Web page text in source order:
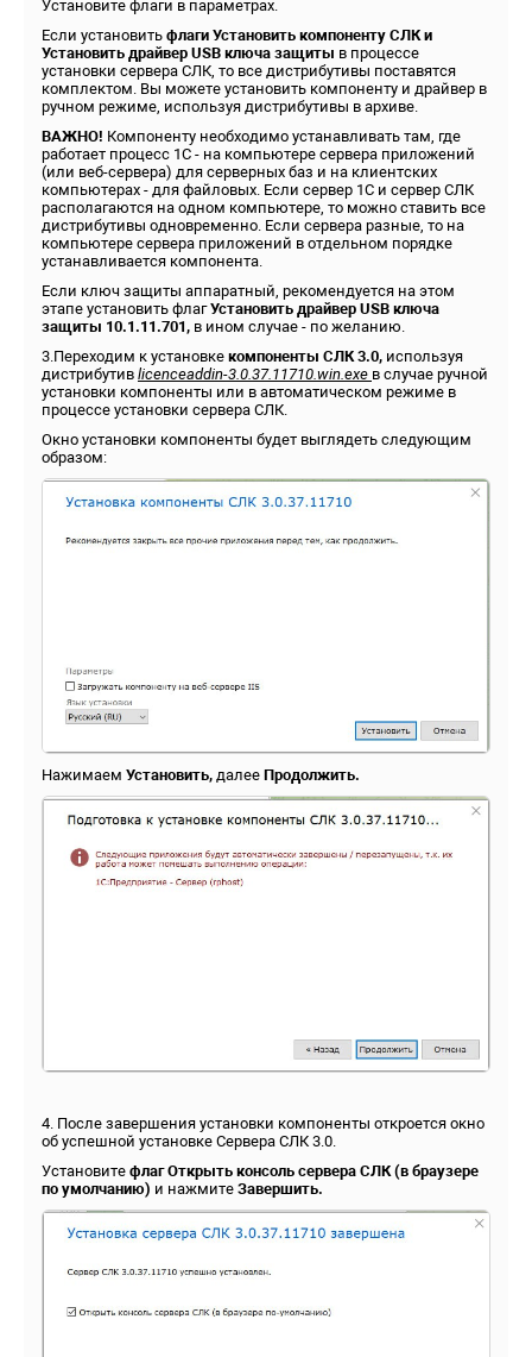
Установите флаги в параметрах.
Если установить флаги Установить компоненту СЛК и
Установить драйвер USB ключа защиты в процессе
установки сервера СЛК, то все дистрибутивы поставятся
комплектом. Вы можете установить компоненту и драйвер в
ручном режиме, используя дистрибутивы в архиве.
ВАЖНО! Компоненту необходимо устанавливать там, где
работает процесс 1С - на компьютере сервера приложений
(или веб-сервера) для серверных баз и на клиентских
компьютерах - для файловых. Если сервер 1С и сервер СЛК
располагаются на одном компьютере, то можно ставить все
дистрибутивы одновременно. Если сервера разные, то на
компьютере сервера приложений в отдельном порядке
устанавливается компонента.
Если ключ защиты аппаратный, рекомендуется на этом
этапе установить флагУстановить драйвер USB ключа
защиты 10.1.11.701, в ином случае - по желанию.
3.Переходим к установке компоненты СЛК 3.0, используя
дистрибутив licenceaddin-3.0.37.11710.win.exe в случае ручной
установки компоненты или в автоматическом режиме в
процессе установки сервера СЛК.
Окно установки компоненты будет выглядеть следующим
образом:
Нажимаем Установить, далее Продолжить.
4. После завершения установки компоненты откроется окно
об успешной установке Сервера СЛК 3.0.
Установите флаг Открыть консоль сервера СЛК (в браузере
по умолчанию) и нажмите Завершить.